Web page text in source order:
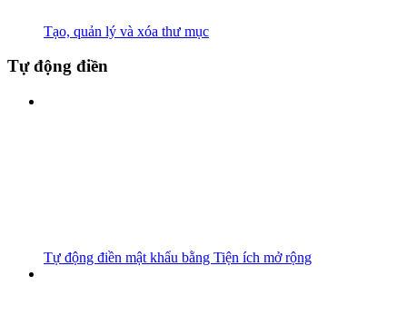
Tạo, quản lý và xóa thư mục
Tự động điền
Tự động điền mật khẩu bằng Tiện ích mở rộng